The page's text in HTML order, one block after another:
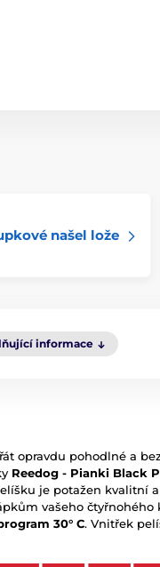
našel lože
informace
opravdu pohodlné a
Reedog - Pianki Black
je potažen kvalitní
vašeho čtyřnohého
30° C. Vnitřek